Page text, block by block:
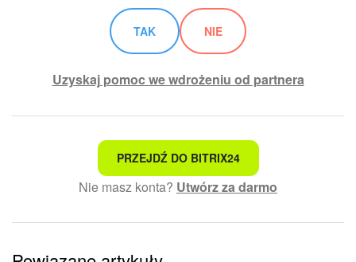
TAK NIE
Uzyskaj pomoc we wdrożeniu od partnera
To nie jest to, czego szukam
Skomplikowany i niezrozumiały tekst
Informacje są nieaktualne
Artykuł jest za krótki. Potrzebuję więcej informacji
PRZEJDŹ DO BITRIX24
Nie masz konta? Utwórz za darmo